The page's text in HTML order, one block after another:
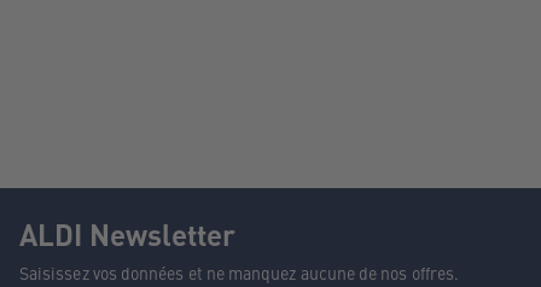
ALDI Newsletter
Saisissez vos données et ne manquez aucune de nos offres.